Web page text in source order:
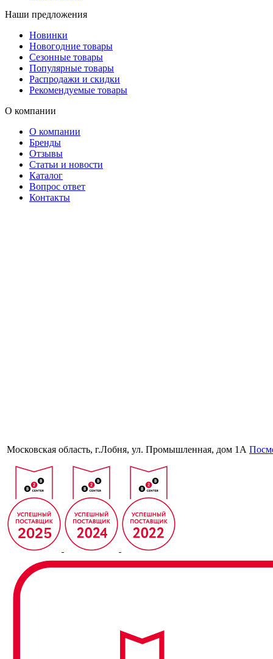
Наши предложения
Новинки
Новогодние товары
Сезонные товары
Популярные товары
Распродажи и скидки
Рекомендуемые товары
О компании
О компании
Бренды
Отзывы
Статьи и новости
Каталог
Вопрос ответ
Контакты
Московская область, г.Лобня, ул. Промышленная, дом 1А